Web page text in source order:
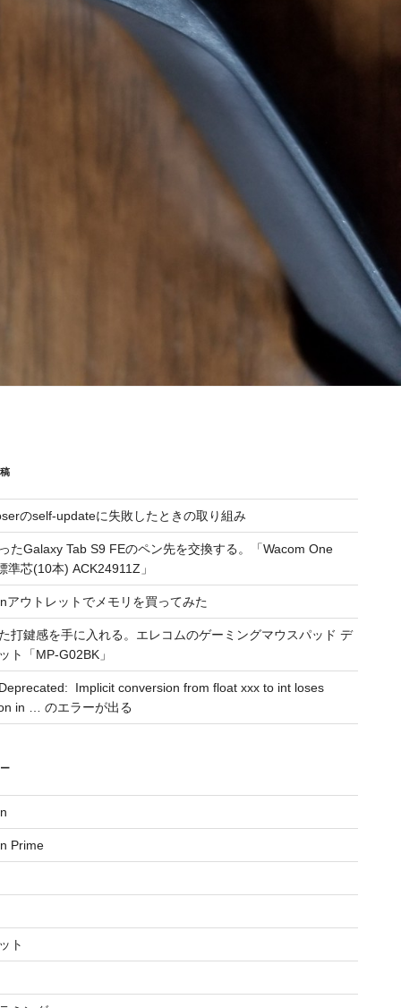
のself-updateに失敗したときの取り組み
たGalaxy Tab S9 FEのペン先を交換する。「Wacom One
準芯(10本) ACK24911Z」
アウトレットでメモリを買ってみた
打鍵感を手に入れる。エレコムのゲーミングマウスパッド デ
ト「MP-G02BK」
Implicit conversion from float xxx to int loses
in … のエラーが出る
Prime
ト